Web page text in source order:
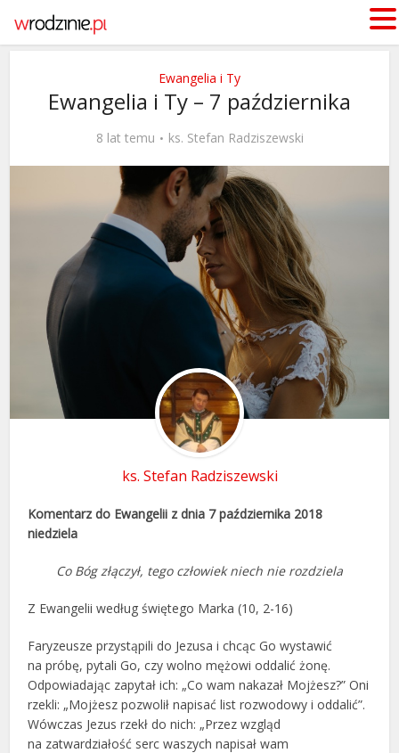
Ewangelia i Ty
Ewangelia i Ty – 7 października
8 lat temu ks. Stefan Radziszewski
ks. Stefan Radziszewski
Komentarz do Ewangelii z dnia 7 października 2018
niedziela
Co Bóg złączył, tego człowiek niech nie rozdziela
Z Ewangelii według świętego Marka (10, 2-16)
Faryzeusze przystąpili do Jezusa i chcąc Go wystawić
na próbę, pytali Go, czy wolno mężowi oddalić żonę.
Odpowiadając zapytał ich: „Co wam nakazał Mojżesz?” Oni
rzekli: „Mojżesz pozwolił napisać list rozwodowy i oddalić”.
Wówczas Jezus rzekł do nich: „Przez wzgląd
na zatwardziałość serc waszych napisał wam